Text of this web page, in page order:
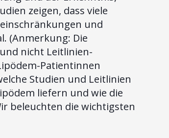
zeigen, dass viele
und
(Anmerkung: Die
nicht Leitlinien-
Patientinnen
Studien und Leitlinien
liefern und wie die
beleuchten die wichtigsten